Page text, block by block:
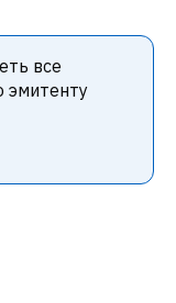
все
эмитенту